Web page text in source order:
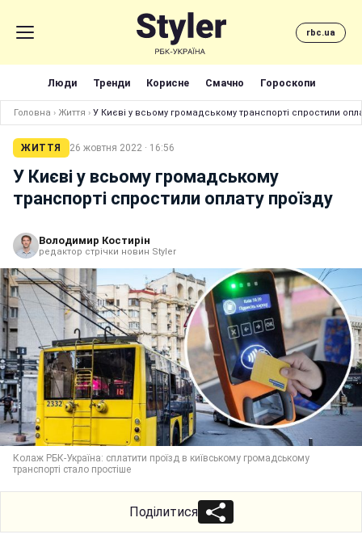
rbc.ua
Люди Тренди Корисне Смачно Гороскопи
Головна › Життя › У Києві у всьому громадському транспорті спростили
ЖИТТЯ 26 жовтня 2022 · 16:56
У Києві у всьому громадському
транспорті спростили оплату проїзду
Володимир Костирін
редактор стрічки новин Styler
Колаж РБК-Україна: сплатити проїзд в київському громадському
транспорті стало простіше
Поділитися